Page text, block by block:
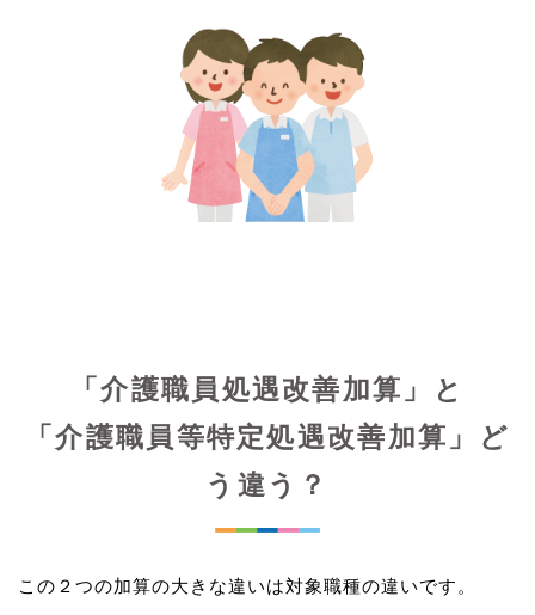
「介護職員処遇改善加算」と
「介護職員等特定処遇改善加算」ど
う違う？
この２つの加算の大きな違いは対象職種の違いです。